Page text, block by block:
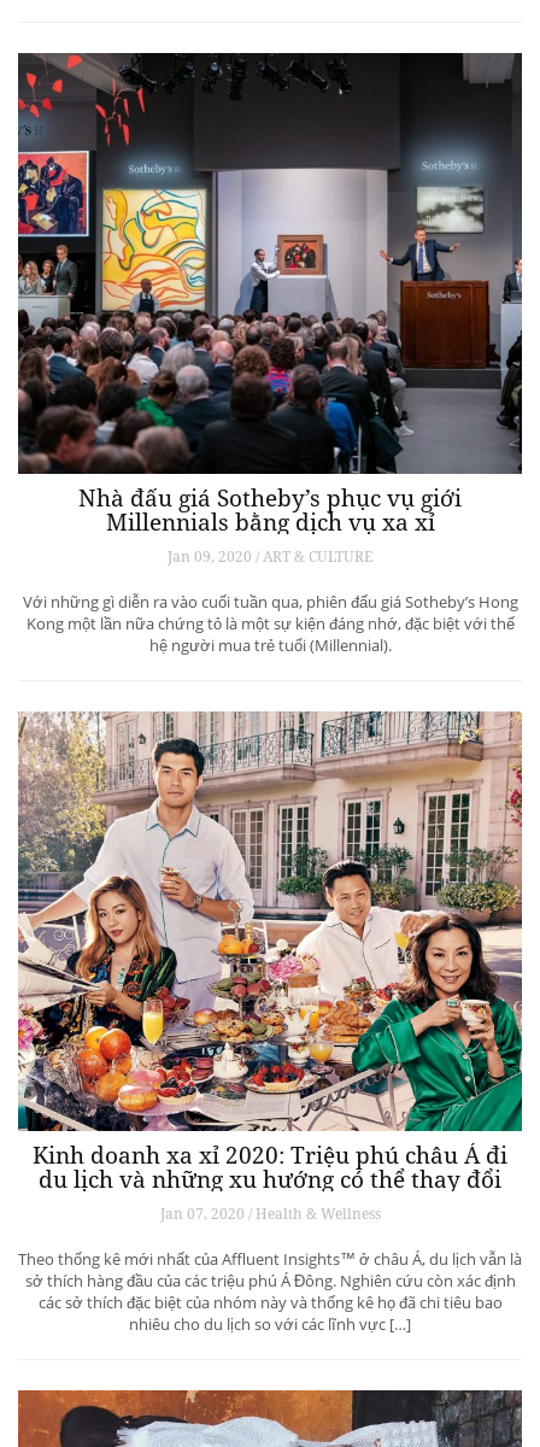
Nhà đấu giá Sotheby’s phục vụ giới
Millennials bằng dịch vụ xa xỉ
Jan 09, 2020 / ART & CULTURE
Với những gì diễn ra vào cuối tuần qua, phiên đấu giá Sotheby’s Hong
Kong một lần nữa chứng tỏ là một sự kiện đáng nhớ, đặc biệt với thế
hệ người mua trẻ tuổi (Millennial).
Kinh doanh xa xỉ 2020: Triệu phú châu Á đi
du lịch và những xu hướng có thể thay đổi
ngành du lịch thượng lưu
Jan 07, 2020 / Health & Wellness
Theo thống kê mới nhất của Affluent Insights™ ở châu Á, du lịch vẫn là
sở thích hàng đầu của các triệu phú Á Đông. Nghiên cứu còn xác định
các sở thích đặc biệt của nhóm này và thống kê họ đã chi tiêu bao
nhiêu cho du lịch so với các lĩnh vực […]